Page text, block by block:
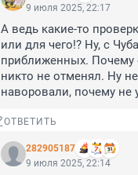
9 июля 2025, 22:17
А ведь какие-то
или для чего!? Ну, с
приближенных. Почему
никто не отменял. Ну
наворовали, почему не
ОТВЕТИТЬ
282905187
9 июля 2025, 22:14